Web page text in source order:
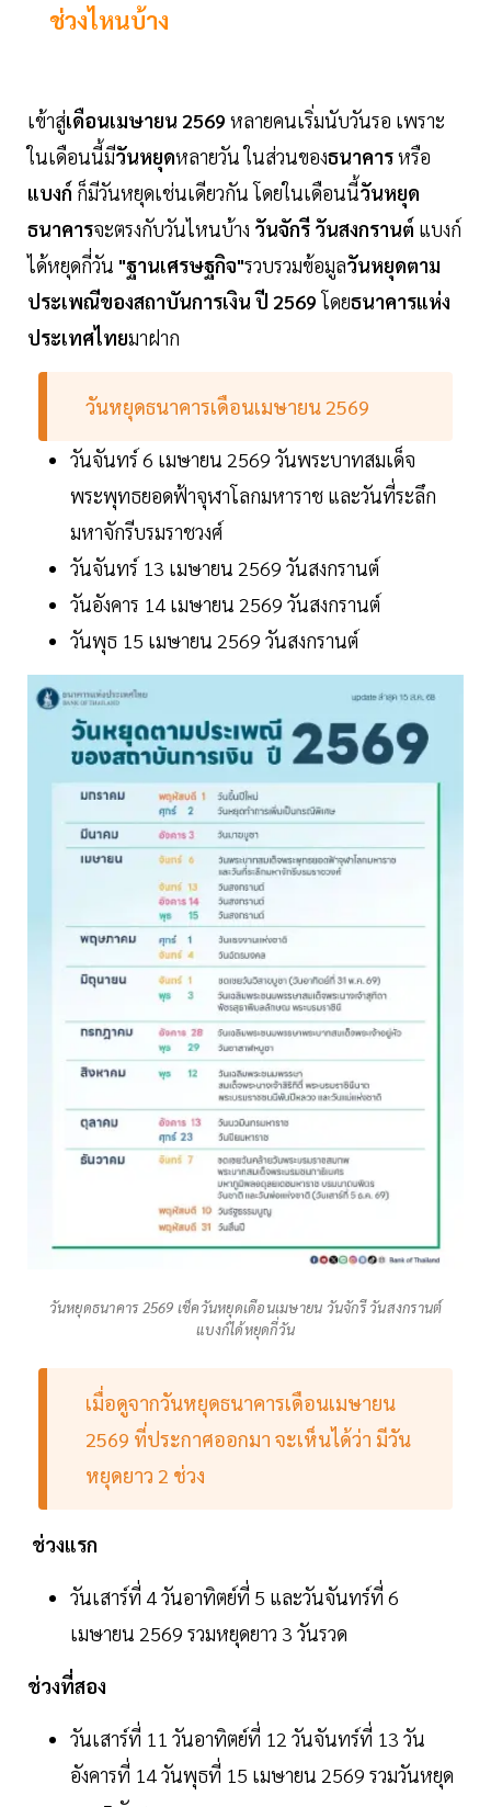
ช่วงไหนบ้าง
เข้าสู่เดือนเมษายน 2569 หลายคนเริ่มนับวันรอ เพราะ
ในเดือนนี้มีวันหยุดหลายวัน ในส่วนของธนาคารหรือ
แบงก์ ก็มีวันหยุดเช่นเดียวกัน โดยในเดือนนี้วันหยุด
ธนาคารจะตรงกับวันไหนบ้าง วันจักรี วันสงกรานต์ แบงก์
ได้หยุดกี่วัน "ฐานเศรษฐกิจ"รวบรวมข้อมูลวันหยุดตาม
ประเพณีของสถาบันการเงิน ปี 2569โดยธนาคารแห่ง
ประเทศไทยมาฝาก
วันหยุดธนาคารเดือนเมษายน 2569
วันจันทร์ 6 เมษายน 2569 วันพระบาทสมเด็จ
พระพุทธยอดฟ้าจุฬาโลกมหาราช และวันที่ระลึก
มหาจักรีบรมราชวงศ์
วันจันทร์ 13 เมษายน 2569 วันสงกรานต์
วันอังคาร 14 เมษายน 2569 วันสงกรานต์
วันพุธ 15 เมษายน 2569 วันสงกรานต์
วันหยุดธนาคาร 2569 เช็ควันหยุดเดือนเมษายน วันจักรี วันสงกรานต์
แบงก์ได้หยุดกี่วัน
เมื่อดูจากวันหยุดธนาคารเดือนเมษายน
2569 ที่ประกาศออกมา จะเห็นได้ว่า มีวัน
หยุดยาว 2 ช่วง
ช่วงแรก
วันเสาร์ที่ 4 วันอาทิตย์ที่ 5 และวันจันทร์ที่ 6
เมษายน 2569 รวมหยุดยาว 3 วันรวด
ช่วงที่สอง
วันเสาร์ที่ 11 วันอาทิตย์ที่ 12 วันจันทร์ที่ 13 วัน
อังคารที่ 14 วันพุธที่ 15 เมษายน 2569 รวมวันหยุด